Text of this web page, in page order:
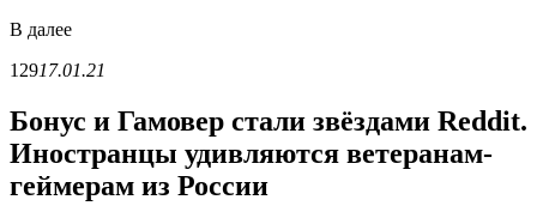
В далее
12917.01.21
Бонус и Гамовер стали звёздами Reddit.
Иностранцы удивляются ветеранам-
геймерам из России